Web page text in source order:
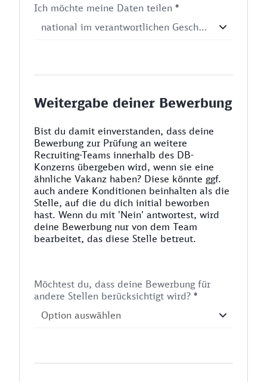
Ich möchte meine Daten teilen *
Weitergabe deiner Bewerbung
Bist du damit einverstanden, dass deine
Bewerbung zur Prüfung an weitere
Recruiting-Teams innerhalb des DB-
Konzerns übergeben wird, wenn sie eine
ähnliche Vakanz haben? Diese könnte ggf.
auch andere Konditionen beinhalten als die
Stelle, auf die du dich initial beworben
hast. Wenn du mit 'Nein' antwortest, wird
deine Bewerbung nur von dem Team
bearbeitet, das diese Stelle betreut.
Möchtest du, dass deine Bewerbung für
andere Stellen berücksichtigt wird? *